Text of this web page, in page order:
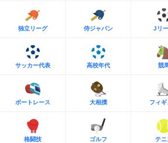
独立リーグ 侍ジャパン Jリ
サッカー代表 高校年代 競
ボートレース 大相撲 フィギ
格闘技 ゴルフ テニ